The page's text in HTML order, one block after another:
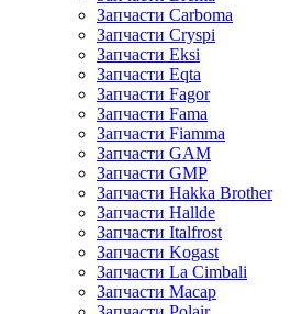
Запчасти Carboma
Запчасти Cryspi
Запчасти Eksi
Запчасти Eqta
Запчасти Fagor
Запчасти Fama
Запчасти Fiamma
Запчасти GAM
Запчасти GMP
Запчасти Hakka Brother
Запчасти Hallde
Запчасти Italfrost
Запчасти Kogast
Запчасти La Cimbali
Запчасти Macap